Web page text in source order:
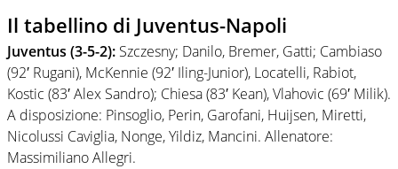
Il tabellino di Juventus-Napoli
Juventus (3-5-2): Szczesny; Danilo, Bremer, Gatti; Cambiaso
(92′ Rugani), McKennie (92′ Iling-Junior), Locatelli, Rabiot,
Kostic (83′ Alex Sandro); Chiesa (83′ Kean), Vlahovic (69′ Milik).
A disposizione: Pinsoglio, Perin, Garofani, Huijsen, Miretti,
Nicolussi Caviglia, Nonge, Yildiz, Mancini. Allenatore:
Massimiliano Allegri.